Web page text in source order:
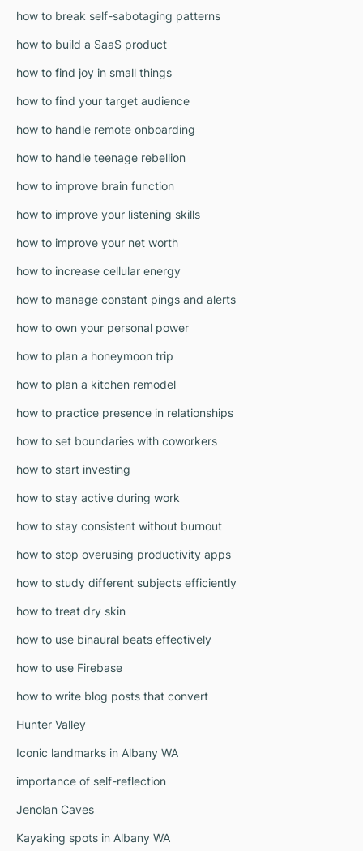
how to break self-sabotaging patterns
how to build a SaaS product
how to find joy in small things
how to find your target audience
how to handle remote onboarding
how to handle teenage rebellion
how to improve brain function
how to improve your listening skills
how to improve your net worth
how to increase cellular energy
how to manage constant pings and alerts
how to own your personal power
how to plan a honeymoon trip
how to plan a kitchen remodel
how to practice presence in relationships
how to set boundaries with coworkers
how to start investing
how to stay active during work
how to stay consistent without burnout
how to stop overusing productivity apps
how to study different subjects efficiently
how to treat dry skin
how to use binaural beats effectively
how to use Firebase
how to write blog posts that convert
Hunter Valley
Iconic landmarks in Albany WA
importance of self-reflection
Jenolan Caves
Kayaking spots in Albany WA